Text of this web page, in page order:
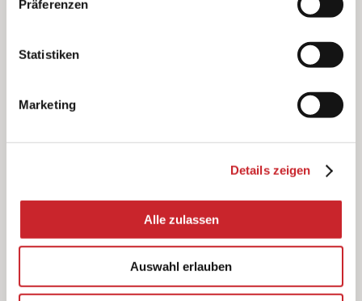
Präferenzen
Statistiken
Marketing
Details zeigen
Alle zulassen
Auswahl erlauben
Veranstaltungen, Wettbewerbe und andere
teilzunehmen, der von unserem Geschäftspartner
Wir erfassen Ihre
personenbezogenen Daten, wenn Sie telefonisch
kommunizieren oder sich an unser
Kundendienstzentrum wenden. Jegliche
Kommunikation mit unseren
Kundendienstzentren kann aufgezeichnet
Dienstleistungen zu verbessern.